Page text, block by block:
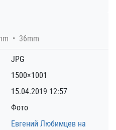
36mm
JPG
1500×1001
15.04.2019 12:57
Фото
Евгений Любимцев на